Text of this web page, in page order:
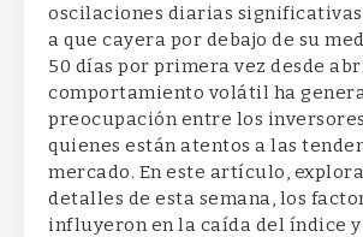
oscilaciones diarias
a que cayera por debajo de su
50 días por primera vez desde
comportamiento volátil ha
preocupación entre los
quienes están atentos a las
mercado. En este artículo,
detalles de esta semana, los
influyeron en la caída del índice y